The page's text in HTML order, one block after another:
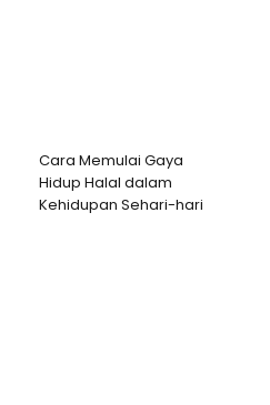
Cara Memulai Gaya
Hidup Halal dalam
Kehidupan Sehari-hari